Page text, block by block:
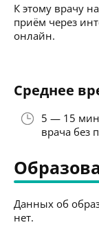
К этому врачу
приём через
онлайн.
Среднее
5 — 15
врача без
Данных об
нет.